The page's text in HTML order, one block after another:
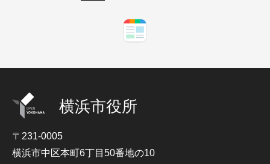
横浜市役所
〒231-0005
横浜市中区本町6丁目50番地の10